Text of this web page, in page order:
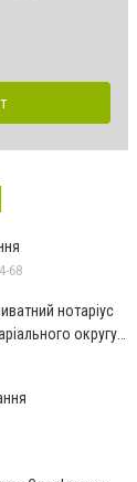
68
нотаріус
округу